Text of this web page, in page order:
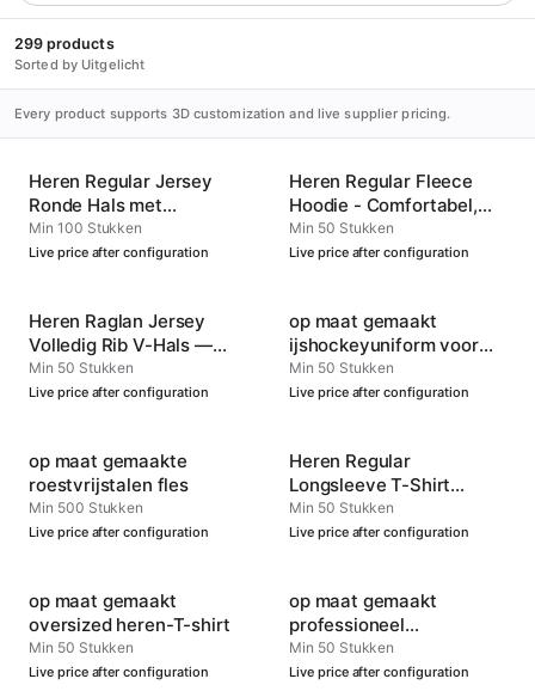
299 products
Sorted by Uitgelicht
Every product supports 3D customization and live supplier pricing.
Heren Regular Jersey
Ronde Hals met
Manchetten —
Aanpasbare Sportkleding
Min 100 Stukken
Live price after configuration
Heren Regular Fleece
Hoodie - Comfortabel,
Duurzaam en Veelzijdig
Min 50 Stukken
Live price after configuration
Heren Raglan Jersey
Volledig Rib V-Hals —
Officiële Team
Performance Wear
Min 50 Stukken
Live price after configuration
op maat gemaakt
ijshockeyuniform voor
heren
Min 50 Stukken
Live price after configuration
op maat gemaakte
roestvrijstalen fles
Min 500 Stukken
Live price after configuration
Heren Regular
Longsleeve T-Shirt
Ronde Hals — Duurzaam
en Zacht
Min 50 Stukken
Live price after configuration
op maat gemaakt
oversized heren-T-shirt
Min 50 Stukken
Live price after configuration
op maat gemaakt
professioneel
voetbalshirt
Min 50 Stukken
Live price after configuration